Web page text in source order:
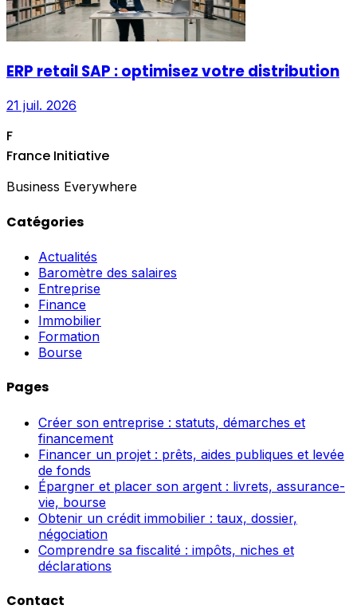
ERP retail SAP : optimisez votre distribution
21 juil. 2026
F
France Initiative
Business Everywhere
Catégories
Actualités
Baromètre des salaires
Entreprise
Finance
Immobilier
Formation
Bourse
Pages
Créer son entreprise : statuts, démarches et
financement
Financer un projet : prêts, aides publiques et levée
de fonds
Épargner et placer son argent : livrets, assurance-
vie, bourse
Obtenir un crédit immobilier : taux, dossier,
négociation
Comprendre sa fiscalité : impôts, niches et
déclarations
Contact